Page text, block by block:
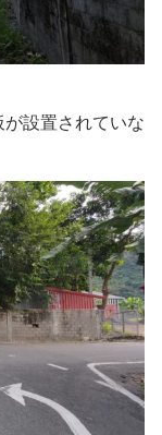
設置されていな